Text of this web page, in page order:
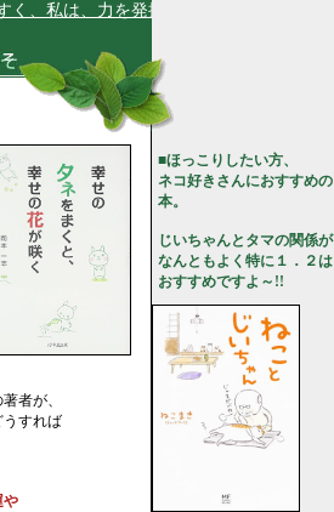
私は、力を発揮しています★
者が、
うすれば
や
■ほっこりしたい方、
ネコ好きさんにおすすめの
本。
じいちゃんとタマの関係が
なんともよく特に１．２は
おすすめですよ～!!